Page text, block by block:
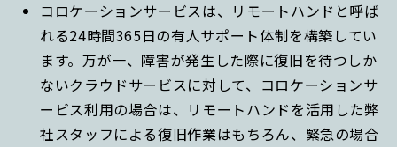
コロケーションサービスは、リモートハンドと呼ば
れる24時間365日の有人サポート体制を構築してい
ます。万が一、障害が発生した際に復旧を待つしか
ないクラウドサービスに対して、コロケーションサ
ービス利用の場合は、リモートハンドを活用した弊
社スタッフによる復旧作業はもちろん、緊急の場合